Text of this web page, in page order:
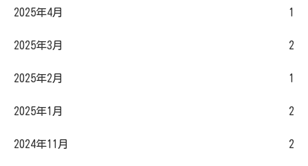
2025年4月 1
2025年3月 2
2025年2月 1
2025年1月 2
2024年11月 2